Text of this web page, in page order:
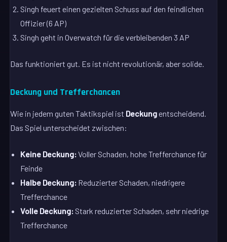
Singh feuert einen gezielten Schuss auf den feindlichen
Offizier (6 AP)
Singh geht in Overwatch für die verbleibenden 3 AP
Das funktioniert gut. Es ist nicht revolutionär, aber solide.
Deckung und Trefferchancen
Wie in jedem guten Taktikspiel ist Deckungentscheidend.
Das Spiel unterscheidet zwischen:
Keine Deckung:Voller Schaden, hohe Trefferchance für
Feinde
Halbe Deckung: Reduzierter Schaden, niedrigere
Trefferchance
Volle Deckung: Stark reduzierter Schaden, sehr niedrige
Trefferchance